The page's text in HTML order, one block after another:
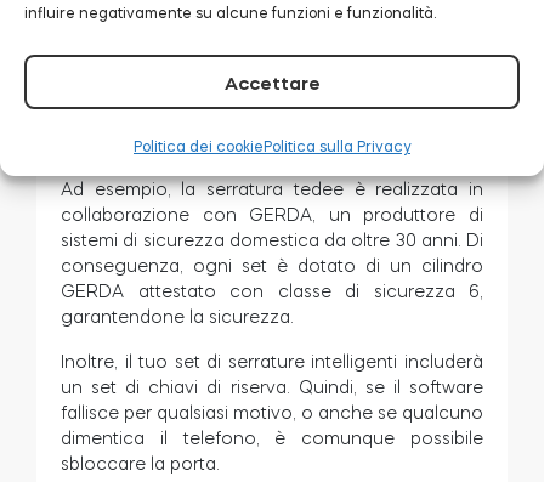
influire negativamente su alcune funzioni e funzionalità.
Accettare
Politica dei cookie Politica sulla Privacy
dall’esterno. Solo le persone che entrano nei
Ad esempio, la serratura tedee è realizzata in
collaborazione con GERDA, un produttore di
sistemi di sicurezza domestica da oltre 30 anni. Di
conseguenza, ogni set è dotato di un cilindro
GERDA attestato con classe di sicurezza 6,
garantendone la sicurezza.
Inoltre, il tuo set di serrature intelligenti includerà
un set di chiavi di riserva. Quindi, se il software
fallisce per qualsiasi motivo, o anche se qualcuno
dimentica il telefono, è comunque possibile
sbloccare la porta.